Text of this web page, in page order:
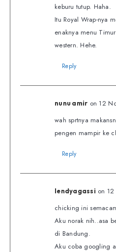
keburu tutup. Haha.
Itu Royal Wrap-nya
enaknya menu
western. Hehe.
Reply
nunu amir on 12
wah sprtnya
pengen mampir ke
Reply
lendyagassi on
chicking ini
Aku norak nih..asa
di Bandung.
Aku coba googling